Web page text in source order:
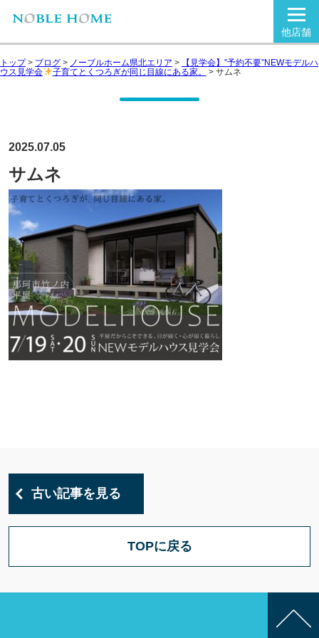
他店舗
トップ> ブログ > ノーブルホーム県北エリア >
【見学会】”予約不要”NEWモデルハ
ウス見学会
子育てとくつろぎが同じ目線にある家。 > サムネ
2025.07.05
サムネ
古い記事を見る
TOPに戻る